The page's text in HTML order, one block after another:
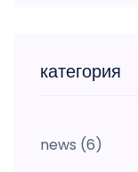
категория
news (6)